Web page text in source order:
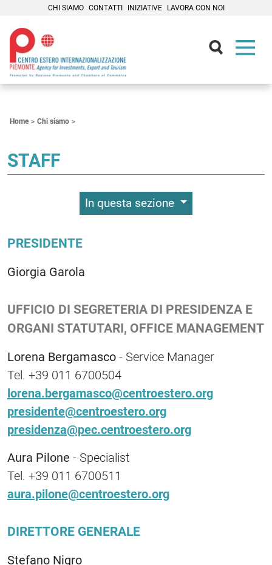
CHI SIAMO CONTATTI INIZIATIVE LAVORA CON NOI
Home Chi siamo
STAFF
In questa sezione
PRESIDENTE
Giorgia Garola
UFFICIO DI SEGRETERIA DI PRESIDENZA E
ORGANI STATUTARI, OFFICE MANAGEMENT
Lorena Bergamasco - Service Manager
Tel. +39 011 6700504
lorena.bergamasco@centroestero.org
presidente@centroestero.org
presidenza@pec.centroestero.org
Aura Pilone - Specialist
Tel. +39 011 6700511
aura.pilone@centroestero.org
DIRETTORE GENERALE
Stefano Nigro